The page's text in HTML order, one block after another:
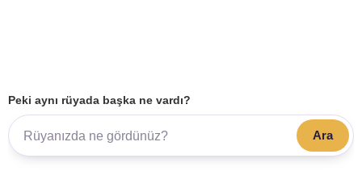
Peki aynı rüyada başka ne vardı?
Ara